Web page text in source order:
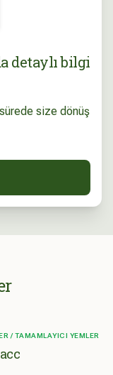
detaylı bilgi
size dönüş
/ TAMAMLAYICI YEMLER